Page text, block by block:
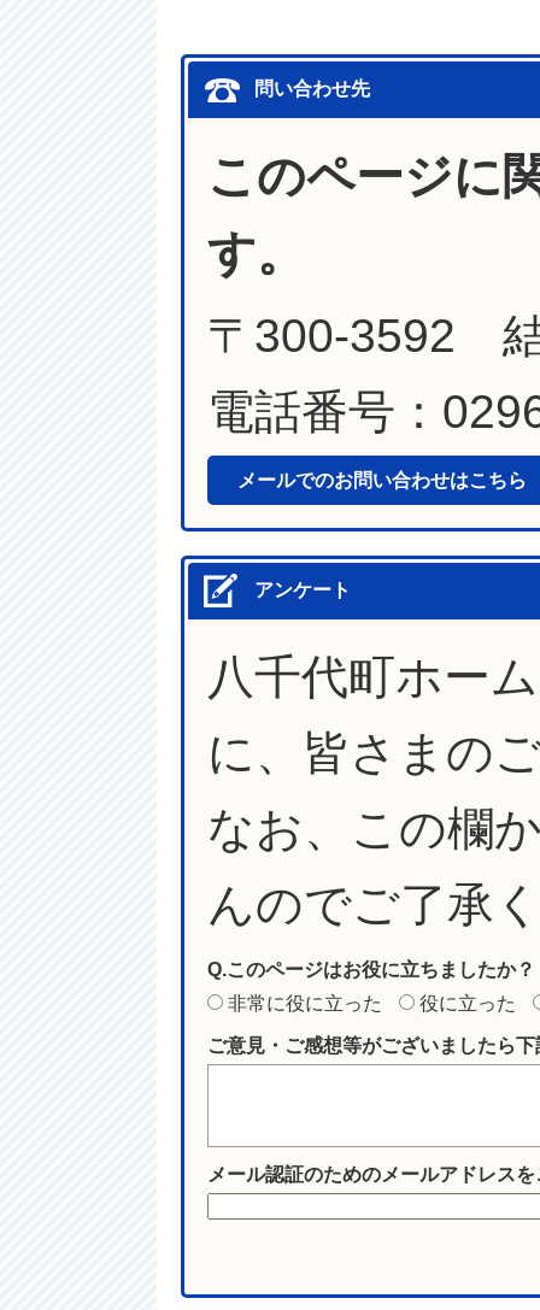
問い合わせ先
このページに
す。
〒300-3592
電話番号：
メールでのお問い合わせはこちら
アンケート
八千代町ホー
に、皆さまの
なお、この欄
んのでご了承
Q.このページはお役に立ちましたか？
非常に役に立った
役に立った
ご意見・ご感想等がございましたら
メール認証のためのメールアドレス